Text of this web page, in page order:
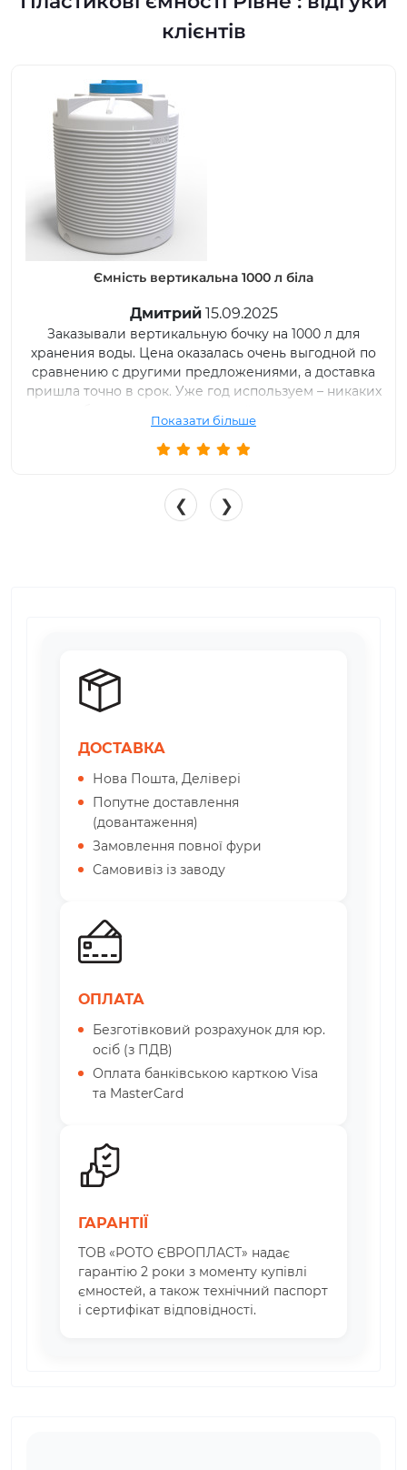
клієнтів
Ємність вертикальна 1000 л вузька біла
Иван11.09.2025
Купили два дня назад емкость вертикальную на
1000л. Спасибо компании ТОВ РОТО ЕВРОПЛАСТ и
менеджеру, который сразу обратил мое внимание
на ширину дверного проема и посоветовал взять
подключили, все отлично работает.
Показати більше
❮ ❯
ДОСТАВКА
Нова Пошта, Делівері
Попутне доставлення
(довантаження)
Замовлення повної фури
Самовивіз із заводу
ОПЛАТА
Безготівковий розрахунок для юр.
осіб (з ПДВ)
Оплата банківською карткою Visa
та MasterCard
ГАРАНТІЇ
ТОВ «РОТО ЄВРОПЛАСТ» надає
гарантію 2 роки з моменту купівлі
ємностей, а також технічний паспорт
і сертифікат відповідності.